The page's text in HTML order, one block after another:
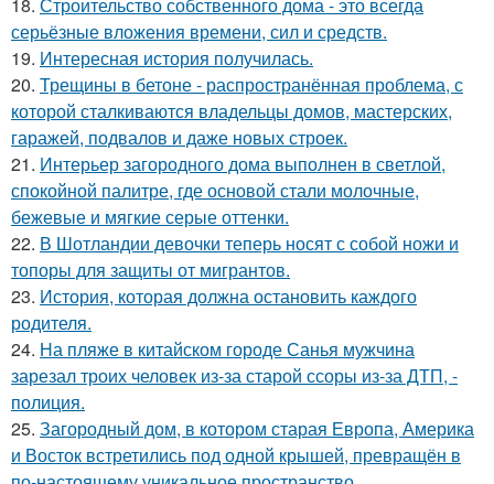
серьёзные вложения времени, сил и средств.
19. Интересная история получилась.
20. Трещины в бетоне - распространённая проблема, с
которой сталкиваются владельцы домов, мастерских,
гаражей, подвалов и даже новых строек.
21. Интерьер загородного дома выполнен в светлой,
спокойной палитре, где основой стали молочные,
бежевые и мягкие серые оттенки.
22. В Шотландии девочки теперь носят с собой ножи и
топоры для защиты от мигрантов.
23. История, которая должна остановить каждого
родителя.
24. На пляже в китайском городе Санья мужчина
зарезал троих человек из-за старой ссоры из-за ДТП, -
полиция.
25. Загородный дом, в котором старая Европа, Америка
и Восток встретились под одной крышей, превращён в